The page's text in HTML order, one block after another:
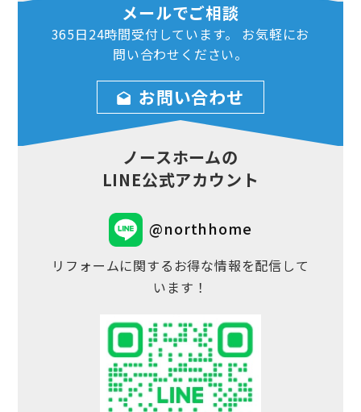
メールでご相談
365日24時間受付しています。
お気軽にお
問い合わせ ください。
お問い合わせ
ノースホームの
LINE公式アカウント
@northhome
リフォームに関するお得な情報を配信して
います！